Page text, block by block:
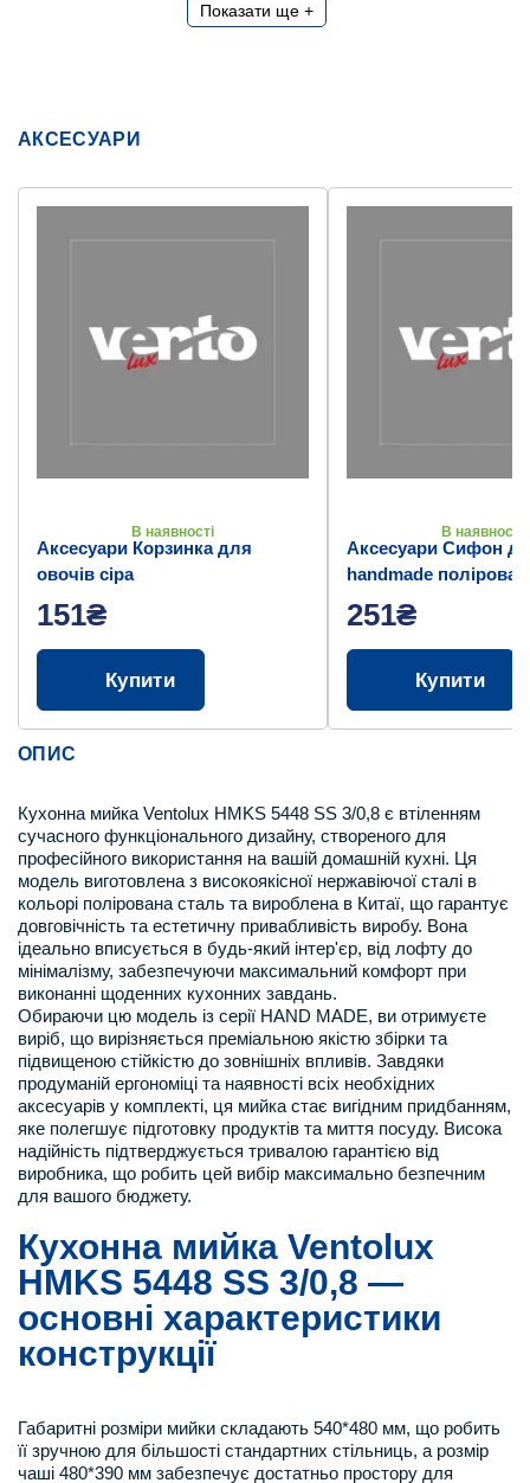
Показати ще +
АКСЕСУАРИ
В наявності
Аксесуари Корзинка для
овочів сіра
151₴
Купити
В наявності
Аксесуари Сифон
handmade
251₴
Купити
ОПИС
Кухонна мийка Ventolux HMKS 5448 SS 3/0,8 є втіленням
сучасного функціонального дизайну, створеного для
професійного використання на вашій домашній кухні. Ця
модель виготовлена з високоякісної нержавіючої сталі в
кольорі полірована сталь та вироблена в Китаї, що гарантує
довговічність та естетичну привабливість виробу. Вона
ідеально вписується в будь-який інтер'єр, від лофту до
мінімалізму, забезпечуючи максимальний комфорт при
виконанні щоденних кухонних завдань.
Обираючи цю модель із серії HAND MADE, ви отримуєте
виріб, що вирізняється преміальною якістю збірки та
підвищеною стійкістю до зовнішніх впливів. Завдяки
продуманій ергономіці та наявності всіх необхідних
аксесуарів у комплекті, ця мийка стає вигідним придбанням,
яке полегшує підготовку продуктів та миття посуду. Висока
надійність підтверджується тривалою гарантією від
виробника, що робить цей вибір максимально безпечним
для вашого бюджету.
Кухонна мийка Ventolux
HMKS 5448 SS 3/0,8 —
основні характеристики
конструкції
Габаритні розміри мийки складають 540*480 мм, що робить
її зручною для більшості стандартних стільниць, а розмір
чаші 480*390 мм забезпечує достатньо простору для